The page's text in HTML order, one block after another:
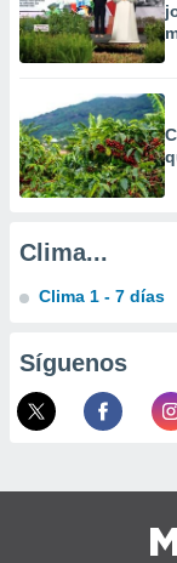
e
publicidad
publicidad
de
Clima...
Clima 1 - 7 días
Síguenos